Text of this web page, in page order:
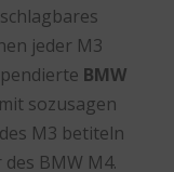
jeder M3
BMW
sozusagen
M3 betiteln
BMW M4.